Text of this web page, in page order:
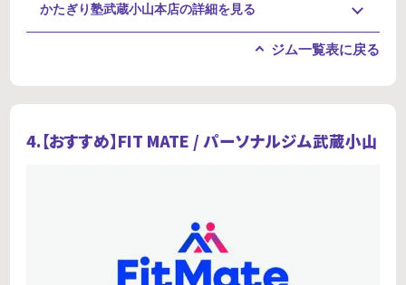
かたぎり塾武蔵小山本店の詳細を見る
ジム一覧表に戻る
4.【おすすめ】FIT MATE / パーソナルジム武蔵小山